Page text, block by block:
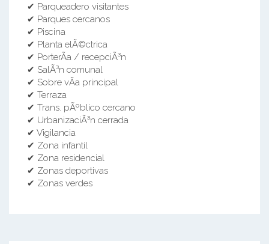
✔ Parqueadero visitantes
✔ Parques cercanos
✔ Piscina
✔ Planta elÃ©ctrica
✔ PorterÃ­a / recepciÃ³n
✔ SalÃ³n comunal
✔ Sobre vÃ­a principal
✔ Terraza
✔ Trans. pÃºblico cercano
✔ UrbanizaciÃ³n cerrada
✔ Vigilancia
✔ Zona infantil
✔ Zona residencial
✔ Zonas deportivas
✔ Zonas verdes